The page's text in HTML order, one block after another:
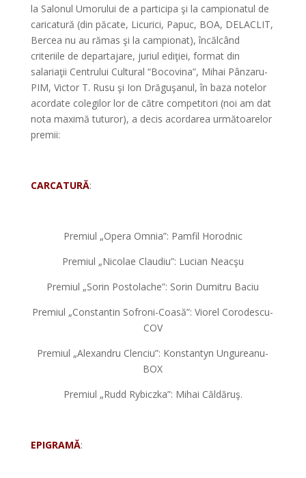
la Salonul Umorului de a participa şi la campionatul de
caricatură (din păcate, Licurici, Papuc, BOA, DELACLIT,
Bercea nu au rămas şi la campionat), încălcând
criteriile de departajare, juriul ediţiei, format din
salariaţii Centrului Cultural “Bocovina”, Mihai Pânzaru-
PIM, Victor T. Rusu şi Ion Drăguşanul, în baza notelor
acordate colegilor lor de către competitori (noi am dat
nota maximă tuturor), a decis acordarea următoarelor
premii:
CARCATURĂ:
Premiul „Opera Omnia”: Pamfil Horodnic
Premiul „Nicolae Claudiu”: Lucian Neacşu
Premiul „Sorin Postolache”: Sorin Dumitru Baciu
Premiul „Constantin Sofroni-Coasă”: Viorel Corodescu-
COV
Premiul „Alexandru Clenciu”: Konstantyn Ungureanu-
BOX
Premiul „Rudd Rybiczka”: Mihai Căldăruş.
EPIGRAMĂ: